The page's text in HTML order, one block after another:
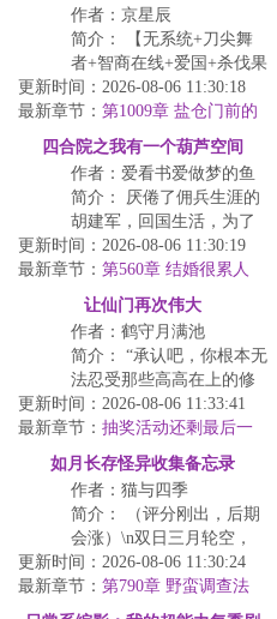
作者：京星辰
简介： 【无系统+刀尖舞
者+智商在线+爱国+杀伐果
断+天平洋战场+倒运物
资】\n林枫，一个现...
更新时间：2026-08-06 11:30:18
最新章节： 第1009章 盐仓门前的
博弈，亲王赴宴
四合院之我有一个葫芦空间
作者：爱看书爱做梦的鱼
简介： 厌倦了佣兵生涯的
胡建军，回国生活，为了
救一个小孩，魂穿到四合
院的一个小孩身上，\n上...
更新时间：2026-08-06 11:30:19
最新章节： 第560章 结婚很累人
让仙门再次伟大
作者：鹤守月满池
简介： “承认吧，你根本无
法忍受那些高高在上的修
行者。”
“他们与...
更新时间：2026-08-06 11:33:41
最新章节： 抽奖活动还剩最后一
如月长存怪异收集备忘录
作者：猫与四季
简介： （评分刚出，后期
会涨）\n双日三月轮空，
百城八族共世。\n陈咩
咩，男，种族：月亮爱
好...
更新时间：2026-08-06 11:30:24
最新章节： 第790章 野蛮调查法